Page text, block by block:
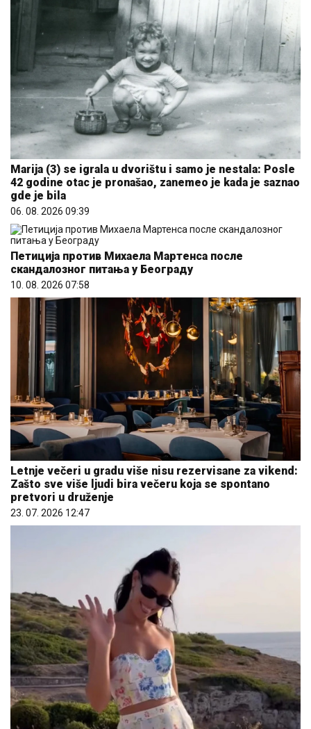
Marija (3) se igrala u dvorištu i samo je nestala: Posle
42 godine otac je pronašao, zanemeo je kada je saznao
gde je bila
06. 08. 2026 09:39
Петиција против Михаела Мартенса после
скандалозног питања у Београду
10. 08. 2026 07:58
Letnje večeri u gradu više nisu rezervisane za vikend:
Zašto sve više ljudi bira večeru koja se spontano
pretvori u druženje
23. 07. 2026 12:47